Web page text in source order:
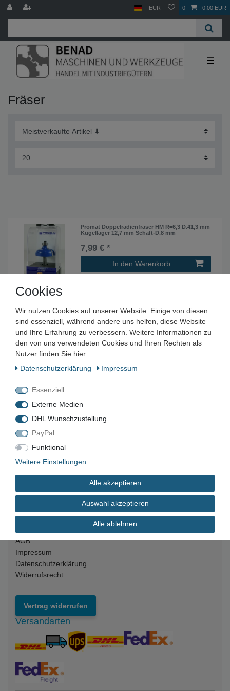
EUR 0 0,00 EUR
☰
Fräser
Promat Doppelradienfräser HM R=6,3 D.41,3 mm
Kugellager 12,7 mm Schaft-D.8 mm
7,99 € *
In den Warenkorb
Unternehmen
Maschinen und Werkzeuge Benad GmbH & Co. KG
Im Funkwerk 9
Deutschland
📞+49 3635 483304
✉️kontakt@benad24.de
Informationen
Kontakt
Zahlungsarten
AGB
Impressum
Datenschutzerklärung
Widerrufsrecht
Vertrag widerrufen
Versandarten
Cookies
Wir nutzen Cookies auf unserer Website. Einige von diesen
sind essenziell, während andere uns helfen, diese Website
und Ihre Erfahrung zu verbessern. Weitere Informationen zu
den von uns verwendeten Cookies und Ihren Rechten als
Nutzer finden Sie hier:
Daten­schutz­erklärung
Impressum
Essenziell
Externe Medien
DHL Wunschzustellung
PayPal
Funktional
Weitere Einstellungen
Alle akzeptieren
Auswahl akzeptieren
Alle ablehnen